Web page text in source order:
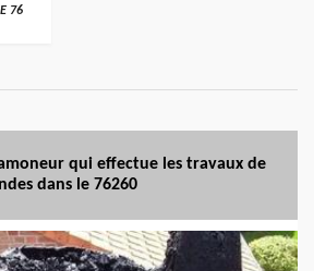
76
qui effectue les travaux de
dans le 76260